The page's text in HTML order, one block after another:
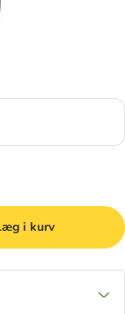
i kurv